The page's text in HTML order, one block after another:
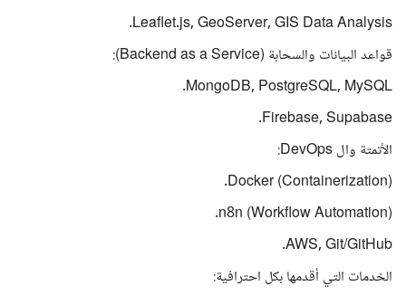
Leaflet.js, GeoServer, GIS Data Analysis.
قواعد البيانات والسحابة (Backend as a Service):
MongoDB, PostgreSQL, MySQL.
Firebase, Supabase.
الأتمتة وال DevOps:
Docker (Containerization).
n8n (Workflow Automation).
AWS, Git/GitHub.
الخدمات التي أقدمها بكل احترافية: